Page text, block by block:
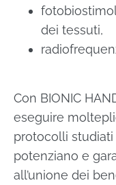
dei tessuti,
Con BIONIC
eseguire
protocolli
potenziano e
all’unione dei